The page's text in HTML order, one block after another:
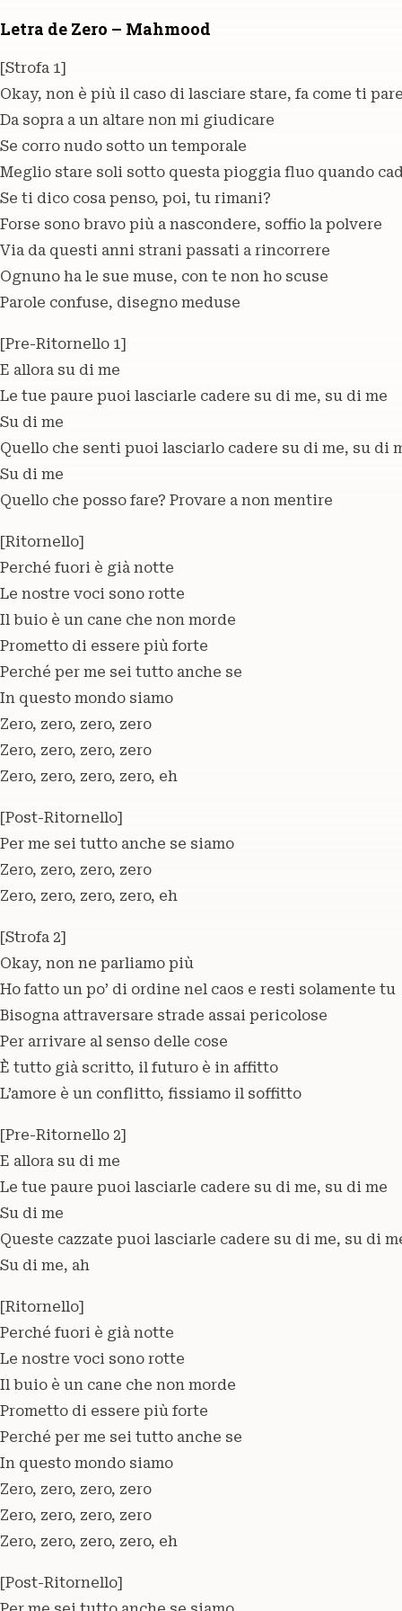
Letra de Zero – Mahmood
[Strofa 1]
Okay, non è più il caso di lasciare stare, fa come ti
Da sopra a un altare non mi giudicare
Se corro nudo sotto un temporale
Meglio stare soli sotto questa pioggia fluo quando
Se ti dico cosa penso, poi, tu rimani?
Forse sono bravo più a nascondere, soffio la polvere
Via da questi anni strani passati a rincorrere
Ognuno ha le sue muse, con te non ho scuse
Parole confuse, disegno meduse
[Pre-Ritornello 1]
E allora su di me
Le tue paure puoi lasciarle cadere su di me, su di me
Su di me
Quello che senti puoi lasciarlo cadere su di me, su di
Su di me
Quello che posso fare? Provare a non mentire
[Ritornello]
Perché fuori è già notte
Le nostre voci sono rotte
Il buio è un cane che non morde
Prometto di essere più forte
Perché per me sei tutto anche se
In questo mondo siamo
Zero, zero, zero, zero
Zero, zero, zero, zero
Zero, zero, zero, zero, eh
[Post-Ritornello]
Per me sei tutto anche se siamo
Zero, zero, zero, zero
Zero, zero, zero, zero, eh
[Strofa 2]
Okay, non ne parliamo più
Ho fatto un po’ di ordine nel caos e resti solamente tu
Bisogna attraversare strade assai pericolose
Per arrivare al senso delle cose
È tutto già scritto, il futuro è in affitto
L’amore è un conflitto, fissiamo il soffitto
[Pre-Ritornello 2]
E allora su di me
Le tue paure puoi lasciarle cadere su di me, su di me
Su di me
Queste cazzate puoi lasciarle cadere su di me, su di
Su di me, ah
[Ritornello]
Perché fuori è già notte
Le nostre voci sono rotte
Il buio è un cane che non morde
Prometto di essere più forte
Perché per me sei tutto anche se
In questo mondo siamo
Zero, zero, zero, zero
Zero, zero, zero, zero
Zero, zero, zero, zero, eh
[Post-Ritornello]